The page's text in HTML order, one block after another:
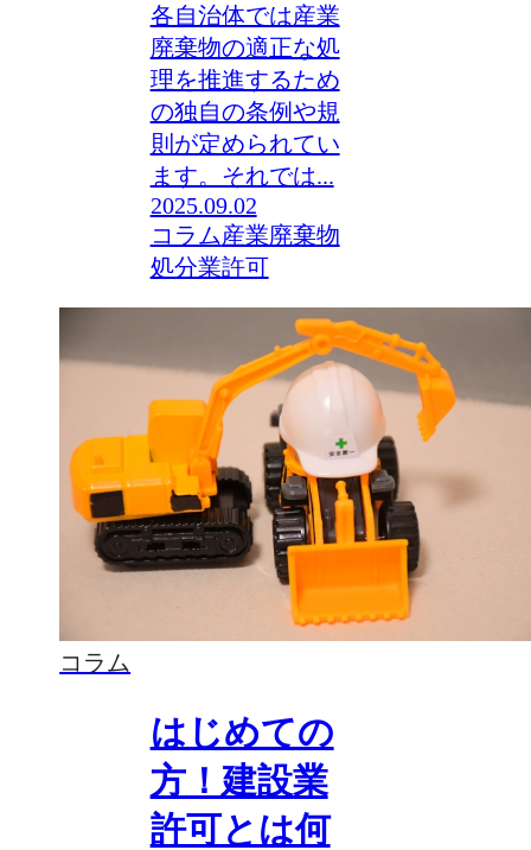
各自治体では産業
廃棄物の適正な処
理を推進するため
の独自の条例や規
則が定められてい
ます。それでは...
2025.09.02
コラム産業廃棄物
処分業許可
コラム
はじめての
方！建設業
許可とは何